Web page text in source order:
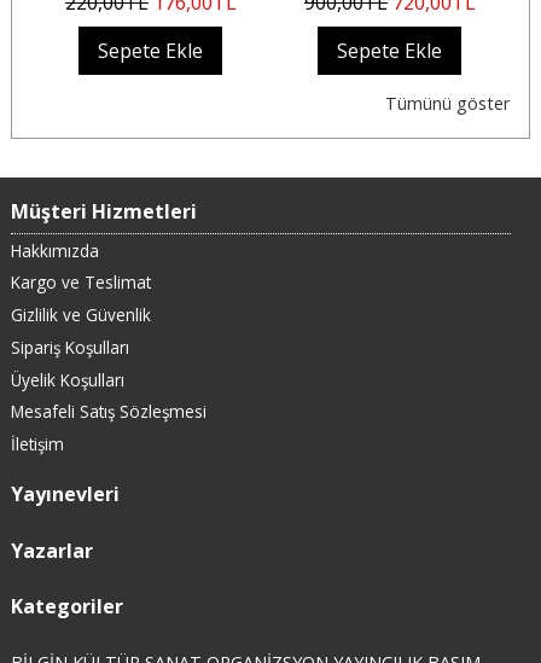
Sepete Ekle
Sepete Ekle
Tümünü göster
Müşteri Hizmetleri
Hakkımızda
Kargo ve Teslimat
Gizlilik ve Güvenlik
Sipariş Koşulları
Üyelik Koşulları
Mesafeli Satış Sözleşmesi
İletişim
Yayınevleri
Yazarlar
Kategoriler